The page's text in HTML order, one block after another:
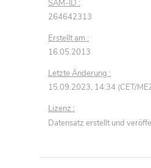
SAM-ID :
264642313
Erstellt am :
16.05.2013
Letzte Änderung :
15.09.2023, 14:34 (CET/
Lizenz :
Datensatz erstellt und